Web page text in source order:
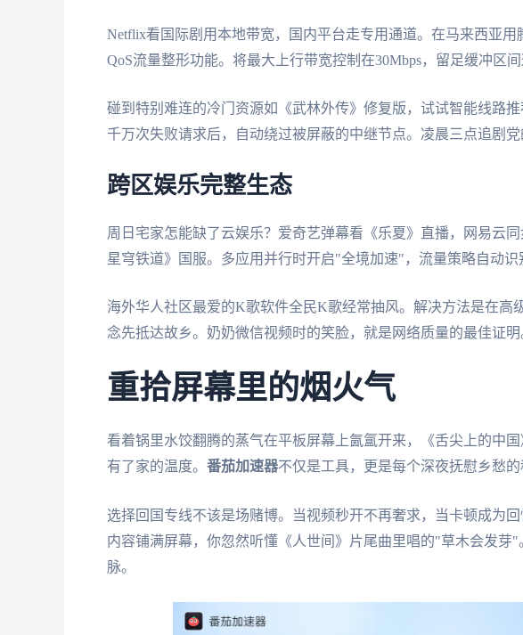
Netflix看国际剧用本地带宽，国内平台走专用通道。在马来西亚
QoS流量整形功能。将最大上行带宽控制在30Mbps，留足缓冲区间
碰到特别难连的冷门资源如《武林外传》修复版，试试智能线路
千万次失败请求后，自动绕过被屏蔽的中继节点。凌晨三点追剧党
跨区娱乐完整生态
周日宅家怎能缺了云娱乐？爱奇艺弹幕看《乐夏》直播，网易云
星穹铁道》国服。多应用并行时开启"全境加速"，流量策略自动识
海外华人社区最爱的K歌软件全民K歌经常抽风。解决方法是在高
念先抵达故乡。奶奶微信视频时的笑脸，就是网络质量的最佳证明
重拾屏幕里的烟火气
看着锅里水饺翻腾的蒸气在平板屏幕上氤氲开来，《舌尖上的中
有了家的温度。 番茄加速器不仅是工具，更是每个深夜抚慰乡愁的
选择回国专线不该是场赌博。当视频秒开不再奢求，当卡顿成为
内容铺满屏幕，你忽然听懂《人世间》片尾曲里唱的"草木会发芽
脉。